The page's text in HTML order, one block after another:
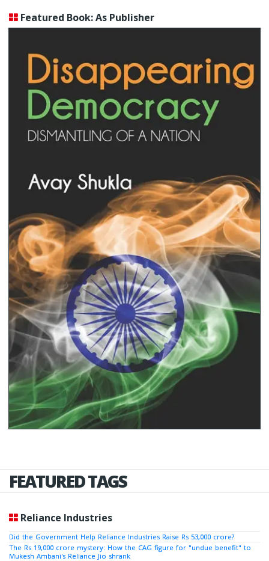
Featured Book: As Publisher
FEATURED TAGS
Reliance Industries
Did the Government Help Reliance Industries Raise Rs 53,000 crore?
The Rs 19,000 crore mystery: How the CAG figure for "undue benefit" to
Mukesh Ambani's Reliance Jio shrank